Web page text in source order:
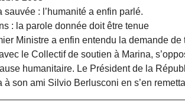
sauvée : l’humanité a enfin parlé.
: la parole donnée doit être tenue
Ministre a enfin entendu la demande
le Collectif de soutien à Marina,
humanitaire. Le Président de la
à son ami Silvio Berlusconi en s’en